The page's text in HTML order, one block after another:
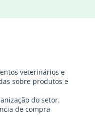
veterinários e
sobre produtos e
do setor.
de compra